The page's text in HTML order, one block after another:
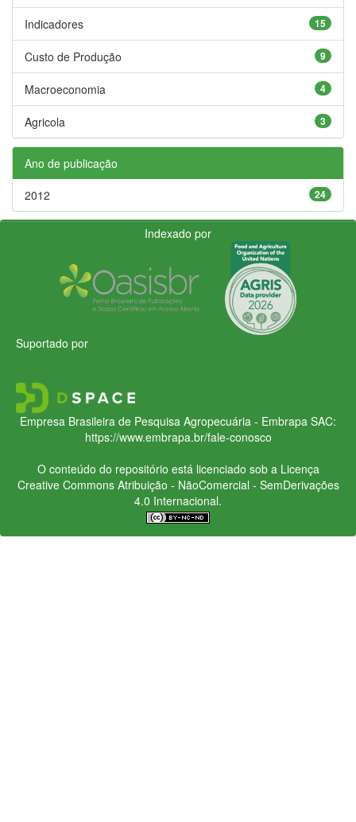
15
Indicadores
9
Custo de Produção
4
Macroeconomia
3
Agricola
Ano de publicação
24
2012
Indexado por
Suportado por
Empresa Brasileira de Pesquisa Agropecuária - Embrapa SAC:
https://www.embrapa.br/fale-conosco
O conteúdo do repositório está licenciado sob a Licença
Creative CommonsAtribuição - NãoComercial - SemDerivações
4.0 Internacional.